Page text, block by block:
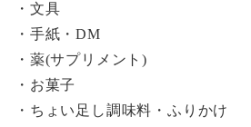
・文具
・手紙・DM
・薬(サプリメント)
・お菓子
・ちょい足し調味料・ふりかけ